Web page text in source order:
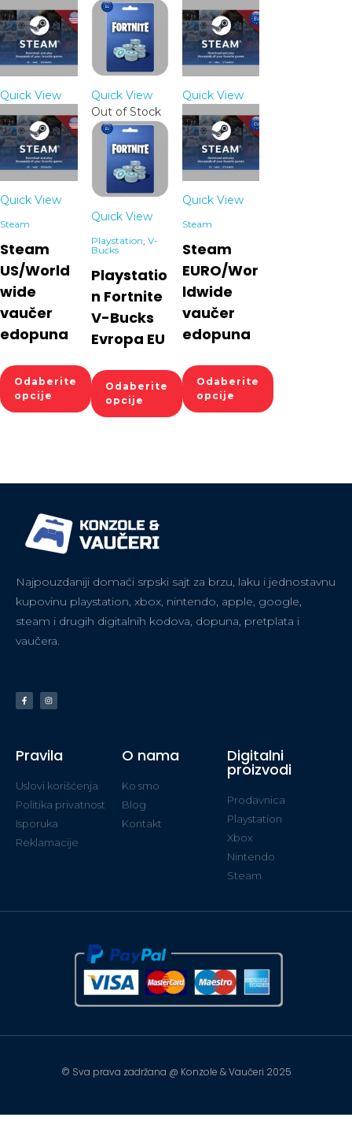
Quick View
Quick View
Steam
Steam
US/World
wide
vaučer
edopuna
Odaberite
opcije
Quick View
Out of Stock
Quick View
Playstation, V-
Bucks
Playstatio
n Fortnite
V-Bucks
Evropa EU
Odaberite
opcije
Quick View
Quick View
Steam
Steam
EURO/Wor
ldwide
vaučer
edopuna
Odaberite
opcije
Najpouzdaniji domaći srpski sajt za brzu, laku i jednostavnu
kupovinu playstation, xbox, nintendo, apple, google,
steam i drugih digitalnih kodova, dopuna, pretplata i
vaučera.
Pravila
Uslovi korišćenja
Politika privatnost
Isporuka
Reklamacije
O nama
Ko smo
Blog
Kontakt
Digitalni
proizvodi
Prodavnica
Playstation
Xbox
Nintendo
Steam
© Sva prava zadržana @ Konzole & Vaučeri 2025